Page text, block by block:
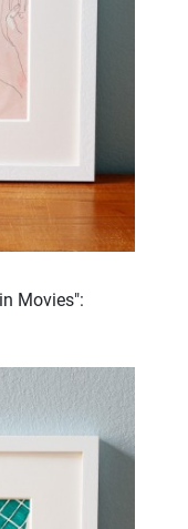
Movies":